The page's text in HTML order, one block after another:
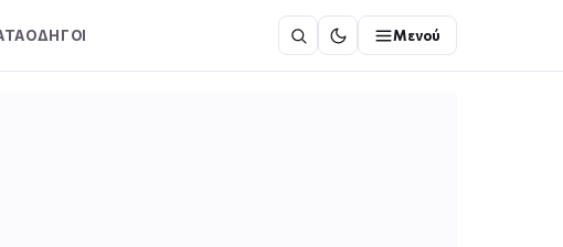
ΟΔΗΓΟΙ Μενού